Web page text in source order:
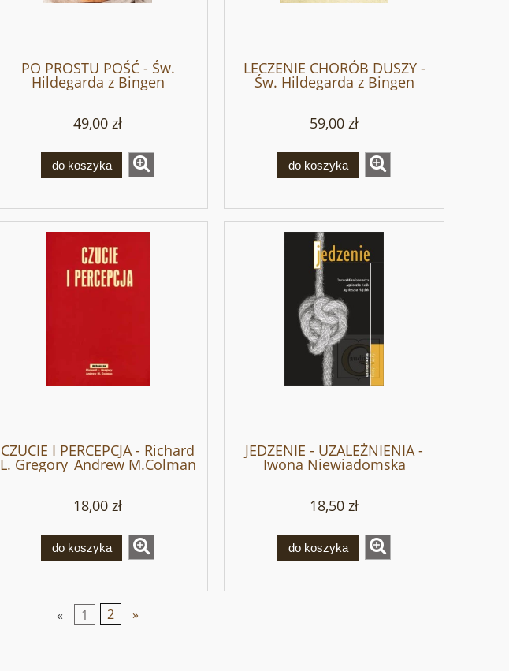
PO PROSTU POŚĆ - Św.
Hildegarda z Bingen
49,00 zł
do koszyka
LECZENIE CHORÓB DUSZY -
Św. Hildegarda z Bingen
59,00 zł
do koszyka
CZUCIE I PERCEPCJA - Richard
L. Gregory_Andrew M.Colman
18,00 zł
do koszyka
JEDZENIE - UZALEŻNIENIA -
Iwona Niewiadomska
18,50 zł
do koszyka
« 1 2 »